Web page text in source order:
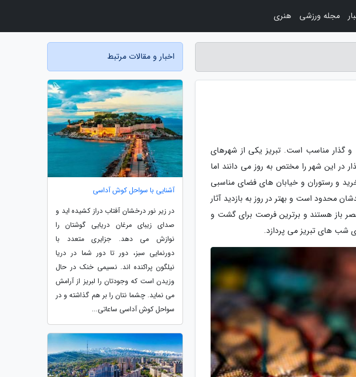
مناسب است. تبریز یکی از شهرهای
در این شهر را مختص به روز می دانند اما
و رستوران و خیابان های فضای مناسبی
محدود است و بهتر در روز به بازدید آثار
باز هستند و برترین فرصت برای گشت و
شب های تبریز می پردازد.
اخبار و مقالات مرتبط
آشنایی با سواحل کوش آداسی
در زیر نور درخشان آفتاب دراز کشیده اید و
صدای زیبای مرغان دریایی گوشتان را
نوازش می دهد. جزایری متعدد با
دورنمایی سبز، دور تا دور شما در دریا
نیلگون پراکنده اند. نسیمی خنک در حال
وزیدن است که وجودتان را لبریز از آرامش
می نماید. چشما نتان را بر هم گذاشته و در
سواحل کوش آداسی ساعاتی...
مجله ورزشی هنری